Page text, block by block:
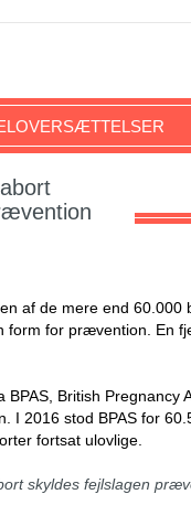
af de mere end
form for prævention. En
BPAS, British
I 2016 stod BPAS for
fortsat ulovlige.
skyldes fejlslagen